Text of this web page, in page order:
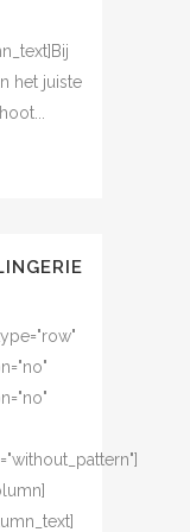
het juiste